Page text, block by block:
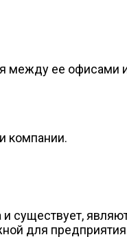
между ее офисами
компании.
существует,
для